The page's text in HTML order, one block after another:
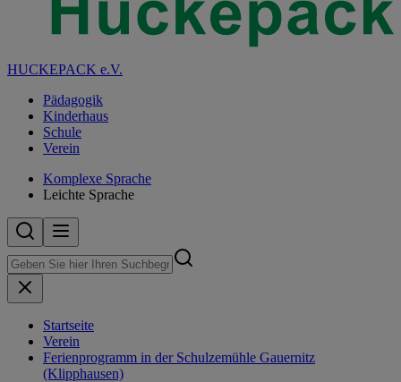
HUCKEPACK e.V.
Pädagogik
Kinderhaus
Schule
Verein
Komplexe Sprache
Leichte Sprache
Startseite
Verein
Ferienprogramm in der Schulzemühle Gauernitz
(Klipphausen)